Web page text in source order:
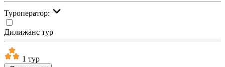
Туроператор:
Дилижанс тур
1 тур